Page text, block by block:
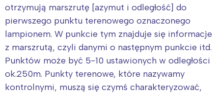
otrzymują marszrutę [azymut i odległość] do
pierwszego punktu terenowego oznaczonego
lampionem. W punkcie tym znajduje się informacje
z marszrutą, czyli danymi o następnym punkcie itd.
Punktów może być 5-10 ustawionych w odległości
ok.250m. Punkty terenowe, które nazywamy
kontrolnymi, muszą się czymś charakteryzować,